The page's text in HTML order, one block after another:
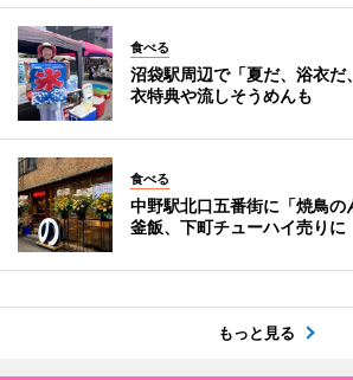
食べる
沼袋駅周辺で「夏だ、浴衣
衣特典や流しそうめんも
食べる
中野駅北口五番街に「焼鳥
釜飯、下町チューハイ売りに
もっと見る